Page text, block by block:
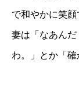
で和やかに笑
妻は「なあん
わ。」とか「確